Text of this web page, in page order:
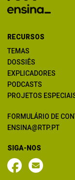
RECURSOS
TEMAS
DOSSIÊS
EXPLICADORES
PODCASTS
PROJETOS
FORMULÁRIO DE
ENSINA@RTP.PT
SIGA-NOS